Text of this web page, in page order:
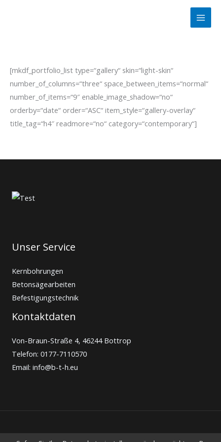
[mkdf_portfolio_list type=“gallery“ skin=“light-skin“
number_of_columns=“three“ space_between_items=“normal“
number_of_items=“9″ enable_image_shadow=“no“
orderby=“date“ order=“ASC“ item_style=“gallery-overlay“
title_tag=“h4″ readmore=“no“ category=“contemporary“]
Unser Service
Kernbohrungen
Betonsägearbeiten
Befestigungstechnik
Kontaktdaten
Von-Braun-Straße 4, 46244 Bottrop
Telefon: 0177-7110570
Email: info@b-t-h.eu